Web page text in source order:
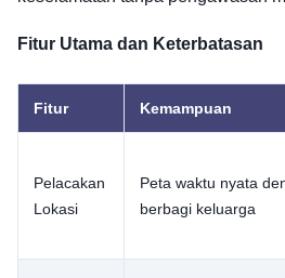
Fitur Utama dan Keterbatasan
Fitur Kemampuan
Pelacakan
Lokasi
Peta waktu nyata
berbagi keluarga